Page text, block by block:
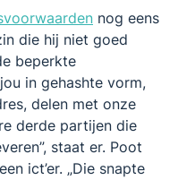
nog eens
die hij niet goed
beperkte
in gehashte vorm,
delen met onze
derde partijen die
staat er. Poot
ict’er. „Die snapte